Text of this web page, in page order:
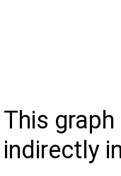
This
indirectly